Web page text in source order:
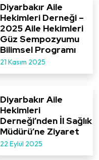
Diyarbakır Aile
Hekimleri Derneği –
2025 Aile Hekimleri
Güz Sempozyumu
Bilimsel Programı
21 Kasım 2025
Diyarbakır Aile
Hekimleri
Derneği’nden İl Sağlık
Müdürü’ne Ziyaret
22 Eylül 2025